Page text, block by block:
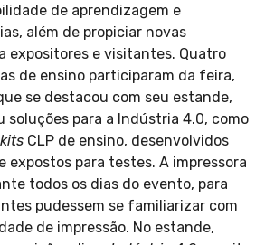
de aprendizagem e
além de propiciar novas
expositores e visitantes. Quatro
de ensino participaram da feira,
se destacou com seu estande,
soluções para a Indústria 4.0, como
kits CLP de ensino, desenvolvidos
expostos para testes. A impressora
todos os dias do evento, para
pudessem se familiarizar com
de impressão. No estande,